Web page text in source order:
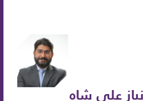
نياز علي شاه